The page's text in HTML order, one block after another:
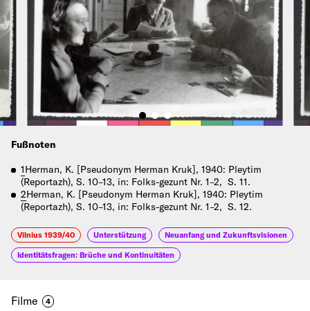
Fußnoten
1Herman, K. [Pseudonym Herman Kruk], 1940: Pleytim
(Reportazh), S. 10–13, in: Folks-gezunt Nr. 1–2, S. 11.
2Herman, K. [Pseudonym Herman Kruk], 1940: Pleytim
(Reportazh), S. 10–13, in: Folks-gezunt Nr. 1–2, S. 12.
Vilnius 1939/40 Unterstützung Neuanfang und Zukunftsvisionen
Identitätsfragen: Brüche und Kontinuitäten
Filme 4